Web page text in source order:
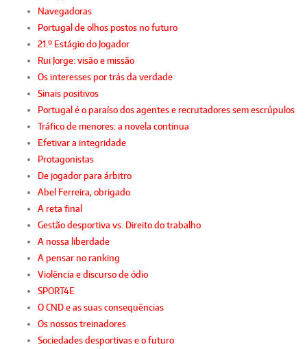
Navegadoras
Portugal de olhos postos no futuro
21.º Estágio do Jogador
Rui Jorge: visão e missão
Os interesses por trás da verdade
Sinais positivos
Portugal é o paraíso dos agentes e recrutadores sem escrúpulos
Tráfico de menores: a novela continua
Efetivar a integridade
Protagonistas
De jogador para árbitro
Abel Ferreira, obrigado
A reta final
Gestão desportiva vs. Direito do trabalho
A nossa liberdade
A pensar no ranking
Violência e discurso de ódio
SPORT4E
O CND e as suas consequências
Os nossos treinadores
Sociedades desportivas e o futuro